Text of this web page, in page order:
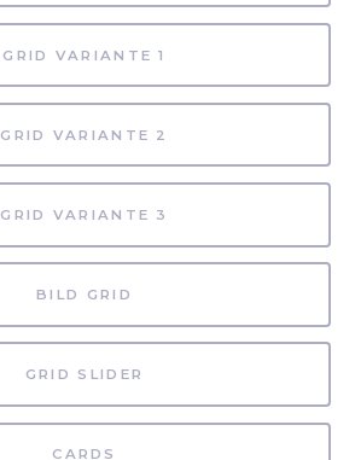
GRID VARIANTE 1
GRID VARIANTE 2
GRID VARIANTE 3
BILD GRID
GRID SLIDER
CARDS